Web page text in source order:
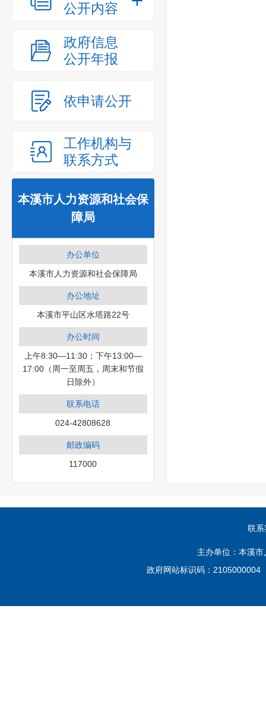
公开内容
政府信息
公开年报
依申请公开
工作机构与
联系方式
本溪市人力资源和社会保
障局
办公单位
本溪市人力资源和社会保障局
办公地址
本溪市平山区水塔路22号
办公时间
上午8:30—11:30；下午13:00—
17:00（周一至周五，周末和节假
日除外）
联系电话
024-42808628
邮政编码
117000
联系
主办单位：本溪
政府网站标识码：